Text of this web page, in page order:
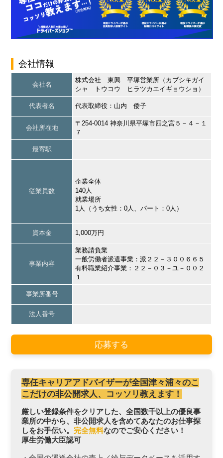
会社情報
会社名
株式会社 東興 平塚営業所（カブシキガイ
シャ トウコウ ヒラツカエイギョウショ）
代表者名 代表取締役：山内 倭子
会社所在地
〒254-0014 神奈川県平塚市四之宮５－４－１
７
最寄駅
従業員数
企業全体
140人
就業場所
1人（うち女性：0人、パート：0人）
資本金 1,000万円
事業内容
業務請負業
一般労働者派遣事業：派２２－３００６６５
有料職業紹介事業：２２－０３－ユ－００２
１
事業所番号
法人番号
応募する
専任キャリアアドバイザーが全国津々浦々のこ
こだけの非公開求人、コッソリ教えます！
厳しい登録条件をクリアした、全国数千以上の優良事
業所の中から、非公開求人を含めてあなたのお仕事探
しをお手伝い。 完全無料なのでご安心ください！
厚生労働大臣認可